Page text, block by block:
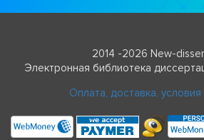
2014 -2026 New-
Электронная библиотека
Оплата, доставка,